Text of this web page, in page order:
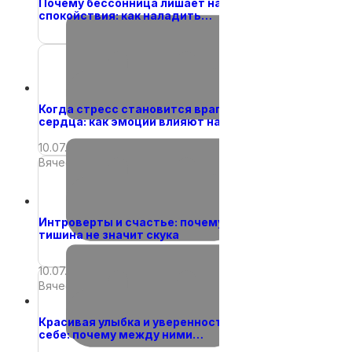
14.12.2025
Вячеслав
10.07.2026
Вячеслав
спокойствия: как наладить…
10.07.2026
Вячеслав
Когда стресс становится врагом
сердца: как эмоции влияют на…
Интроверты и счастье: почему
тишина не значит скука
Красивая улыбка и уверенность в
себе: почему между ними…